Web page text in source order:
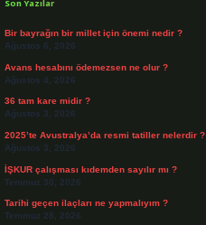
Son Yazılar
Bir bayrağın bir millet için önemi nedir ?
Ağustos 6, 2026
Avans hesabını ödemezsen ne olur ?
Ağustos 4, 2026
36 tam kare midir ?
Ağustos 3, 2026
2025’te Avustralya’da resmi tatiller nelerdir ?
Ağustos 3, 2026
İŞKUR çalışması kıdemden sayılır mı ?
Temmuz 30, 2026
Tarihi geçen ilaçları ne yapmalıyım ?
Temmuz 28, 2026